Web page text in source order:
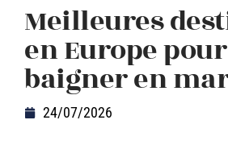
Meilleures
en Europe
baigner en
24/07/2026